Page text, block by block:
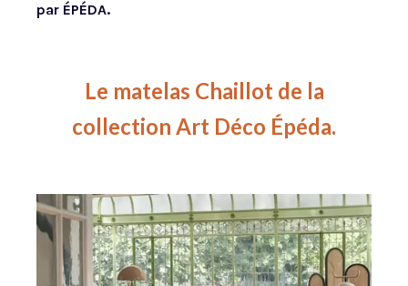
par ÉPÉDA.
Le matelas Chaillot de la
collection Art Déco Épéda.